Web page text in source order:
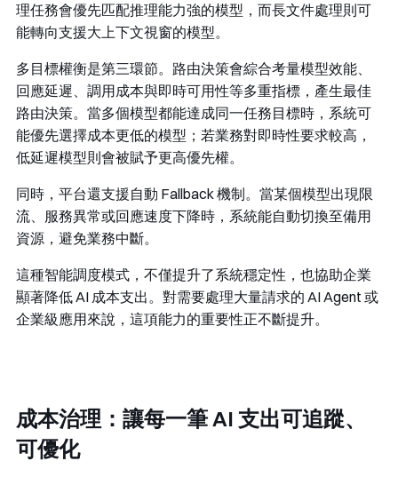
理任務會優先匹配推理能力強的模型，而長文件處理則可
能轉向支援大上下文視窗的模型。
多目標權衡是第三環節。路由決策會綜合考量模型效能、
回應延遲、調用成本與即時可用性等多重指標，產生最佳
路由決策。當多個模型都能達成同一任務目標時，系統可
能優先選擇成本更低的模型；若業務對即時性要求較高，
低延遲模型則會被賦予更高優先權。
同時，平台還支援自動 Fallback 機制。當某個模型出現限
流、服務異常或回應速度下降時，系統能自動切換至備用
資源，避免業務中斷。
這種智能調度模式，不僅提升了系統穩定性，也協助企業
顯著降低 AI 成本支出。對需要處理大量請求的 AI Agent 或
企業級應用來說，這項能力的重要性正不斷提升。
成本治理：讓每一筆 AI 支出可追蹤、
可優化